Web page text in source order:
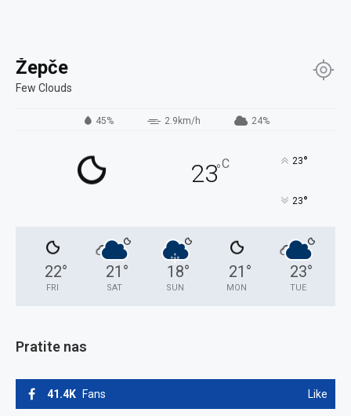
Žepče
Few Clouds
45% 2.9km/h 24%
23°C 23°
23°
22°
FRI
21 °
SAT
18°
SUN
21 °
MON
23°
TUE
Pratite nas
41.4K Fans Like